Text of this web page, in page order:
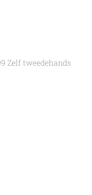
Zelf tweedehands